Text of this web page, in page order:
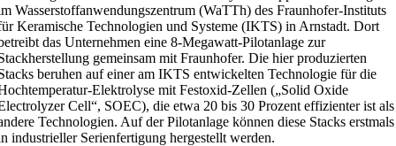
Wasserstoffanwendungszentrum (WaTTh) des Fraunhofer-Instituts
Keramische Technologien und Systeme (IKTS) in Arnstadt. Dort
das Unternehmen eine 8-Megawatt-Pilotanlage zur
gemeinsam mit Fraunhofer. Die hier produzierten
beruhen auf einer am IKTS entwickelten Technologie für die
Elektrolyse mit Festoxid-Zellen („Solid Oxide
Cell“, SOEC), die etwa 20 bis 30 Prozent effizienter ist als
Technologien. Auf der Pilotanlage können diese Stacks erstmals
industrieller Serienfertigung hergestellt werden.